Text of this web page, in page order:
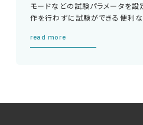
モードなどの試験パラメータを設
作を行わずに試験ができる便利な
read more